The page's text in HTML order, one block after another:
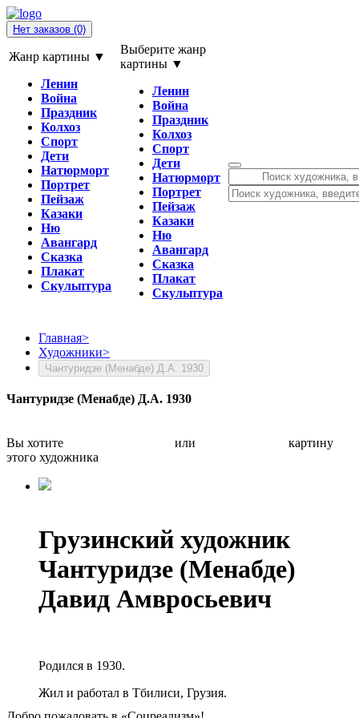
Нет заказов (0)
Жанр картины ▼
Ленин
Война
Праздник
Колхоз
Спорт
Дети
Натюрморт
Портрет
Пейзаж
Казаки
Ню
Авангард
Сказка
Плакат
Скульптура
Выберите жанр
картины ▼
Ленин
Война
Праздник
Колхоз
Спорт
Дети
Натюрморт
Портрет
Пейзаж
Казаки
Ню
Авангард
Сказка
Плакат
Скульптура
Главная>
Художники>
Чантуридзе (Менабде) Д.А. 1930
Чантуридзе (Менабде) Д.А. 1930
Вы хотите или
картину
этого художника
Грузинский художник
Чантуридзе (Менабде)
Давид Амвросьевич
Родился в 1930.
Жил и работал в Тбилиси, Грузия.